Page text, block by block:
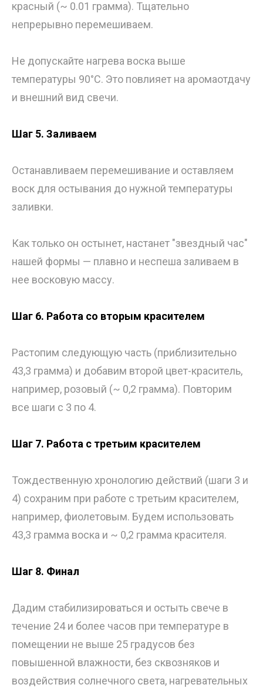
красный (~ 0.01 грамма). Тщательно
непрерывно перемешиваем.
Не допускайте нагрева воска выше
температуры 90°C. Это повлияет на аромаотдачу
и внешний вид свечи.
Шаг 5. Заливаем
Останавливаем перемешивание и оставляем
воск для остывания до нужной температуры
заливки.
Как только он остынет, настанет "звездный час"
нашей формы — плавно и неспеша заливаем в
нее восковую массу.
Шаг 6. Работа со вторым красителем
Растопим следующую часть (приблизительно
43,3 грамма) и добавим второй цвет-краситель,
например, розовый (~ 0,2 грамма). Повторим
все шаги с 3 по 4.
Шаг 7. Работа с третьим красителем
Тождественную хронологию действий (шаги 3 и
4) сохраним при работе с третьим красителем,
например, фиолетовым. Будем использовать
43,3 грамма воска и ~ 0,2 грамма красителя.
Шаг 8. Финал
Дадим стабилизироваться и остыть свече в
течение 24 и более часов при температуре в
помещении не выше 25 градусов без
повышенной влажности, без сквозняков и
воздействия солнечного света, нагревательных